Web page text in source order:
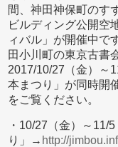
間、神田神保町のす
ビルディング公開空
ィバル」が開催中で
田小川町の東京古書
2017/10/27（金）～
本まつり」が同時開
をご覧ください。
・10/27（金）～11/
り」→ http://